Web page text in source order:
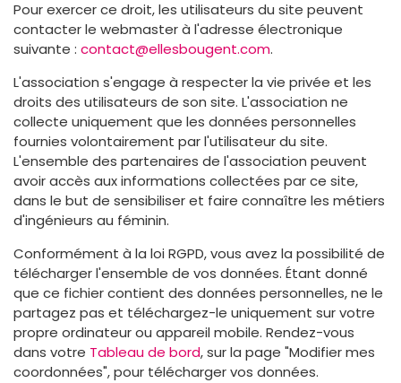
Pour exercer ce droit, les utilisateurs du site peuvent
contacter le webmaster à l'adresse électronique
suivante : contact@ellesbougent.com.
L'association s'engage à respecter la vie privée et les
droits des utilisateurs de son site. L'association ne
collecte uniquement que les données personnelles
fournies volontairement par l'utilisateur du site.
L'ensemble des partenaires de l'association peuvent
avoir accès aux informations collectées par ce site,
dans le but de sensibiliser et faire connaître les métiers
d'ingénieurs au féminin.
Conformément à la loi RGPD, vous avez la possibilité de
télécharger l'ensemble de vos données. Étant donné
que ce fichier contient des données personnelles, ne le
partagez pas et téléchargez-le uniquement sur votre
propre ordinateur ou appareil mobile. Rendez-vous
dans votre Tableau de bord, sur la page "Modifier mes
coordonnées", pour télécharger vos données.